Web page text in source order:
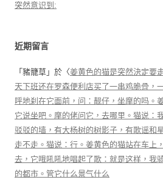
突然意识到:
近期留言
「 豬籠草 」於〈姜黄色的猫是突然決定要
天下班还在罗森便利店买了一串鸡脆骨，
呼地刹在它面前，问：靓仔，坐摩的吗。
它说坐吧。摩的佬问它，去哪里。猫说：
驳驳的墙，有大杨树的树影子，有歌谣和
走不走。猫说：行。姜黄色的猫站在车上
去，它哦吼吼地唱起了歌：就是这样，我
的都市。管它什么景气什么